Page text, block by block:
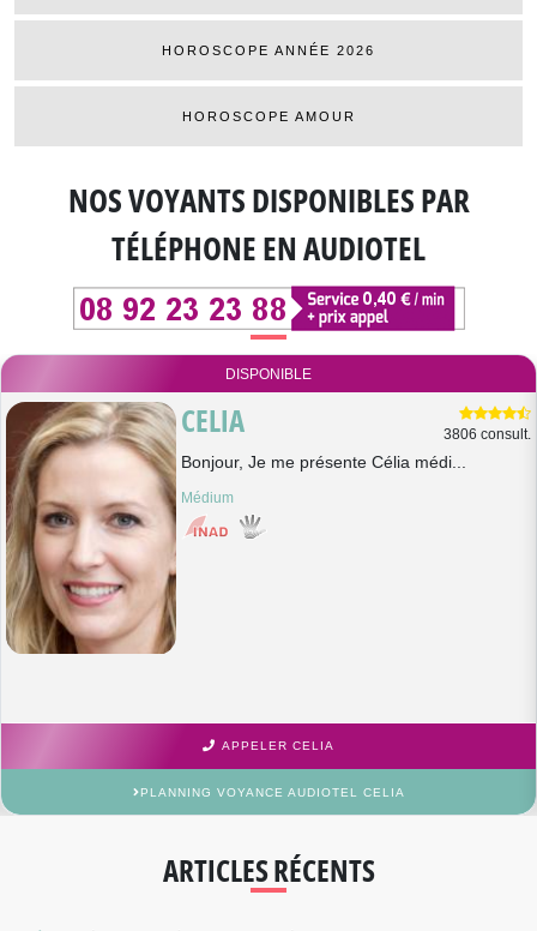
HOROSCOPE ANNÉE 2026
HOROSCOPE AMOUR
NOS VOYANTS DISPONIBLESPAR
TÉLÉPHONE EN AUDIOTEL
DISPONIBLE
CELIA 3806 consult.
Bonjour, Je me présente Célia médi...
Médium
APPELER CELIA
PLANNING VOYANCE AUDIOTEL CELIA
ARTICLES RÉCENTS